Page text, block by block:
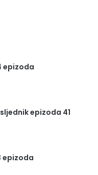
epizoda
epizoda 41
epizoda